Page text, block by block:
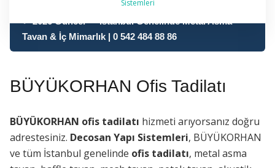
Sistemleri
✔ 2026 Güncel — İstanbul Genelinde Metal Asma
Tavan & İç Mimarlık | 0 542 484 88 86
BÜYÜKORHAN Ofis Tadilatı
BÜYÜKORHAN ofis tadilatı hizmeti arıyorsanız doğru
adrestesiniz. Decosan Yapı Sistemleri, BÜYÜKORHAN
ve tüm İstanbul genelinde ofis tadilatı, metal asma